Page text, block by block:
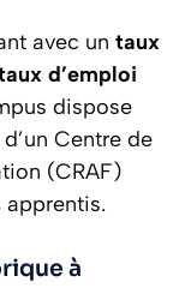
avec un taux
d’emploi
dispose
Centre de
(CRAF)
apprentis.
à